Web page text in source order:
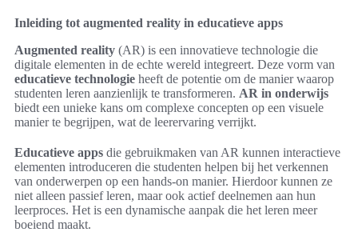
Inleiding tot augmented reality in educatieve apps
Augmented reality (AR) is een innovatieve technologie die
digitale elementen in de echte wereld integreert. Deze vorm van
educatieve technologie heeft de potentie om de manier waarop
studenten leren aanzienlijk te transformeren. AR in onderwijs
biedt een unieke kans om complexe concepten op een visuele
manier te begrijpen, wat de leerervaring verrijkt.
Educatieve apps die gebruikmaken van AR kunnen interactieve
elementen introduceren die studenten helpen bij het verkennen
van onderwerpen op een hands-on manier. Hierdoor kunnen ze
niet alleen passief leren, maar ook actief deelnemen aan hun
leerproces. Het is een dynamische aanpak die het leren meer
boeiend maakt.